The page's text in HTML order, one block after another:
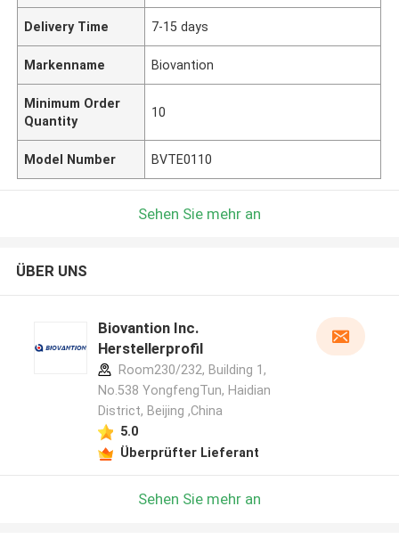
Delivery Time 7-15 days
Markenname Biovantion
Minimum Order
Quantity
10
Model Number BVTE0110
Sehen Sie mehr an
ÜBER UNS
Biovantion Inc.
Herstellerprofil
Room230/232, Building 1,
No.538 YongfengTun, Haidian
District, Beijing ,China
5.0
Überprüfter Lieferant
Sehen Sie mehr an